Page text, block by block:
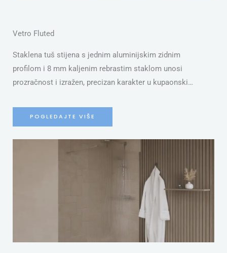
Vetro Fluted
Staklena tuš stijena s jednim aluminijskim zidnim
profilom i 8 mm kaljenim rebrastim staklom unosi
prozračnost i izražen, precizan karakter u kupaonski…
POGLEDAJTE VIŠE